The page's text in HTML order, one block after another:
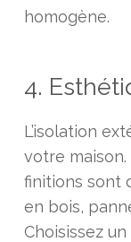
homogène.
4.
L’isolation
votre
finitions sont
en bois,
Choisissez